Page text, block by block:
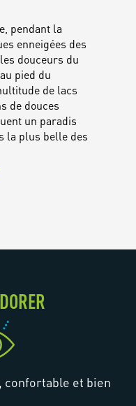
pendant la
enneigées des
douceurs du
pied du
de lacs
de douces
un paradis
la plus belle des
confortable et bien